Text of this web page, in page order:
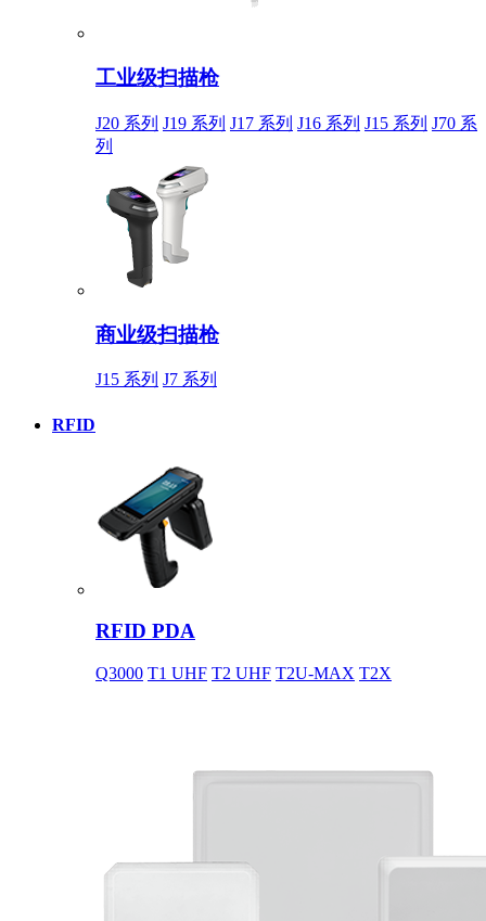
工业级扫描枪
J20 系列 J19 系列 J17 系列 J16 系列 J15 系列 J70 系
列
商业级扫描枪
J15 系列 J7 系列
RFID
RFID PDA
Q3000 T1 UHF T2 UHF T2U-MAX T2X